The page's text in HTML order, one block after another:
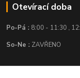
Otevírací doba
Po-Pá : 8:00 - 11:30 ,
So-Ne : ZAVŘENO